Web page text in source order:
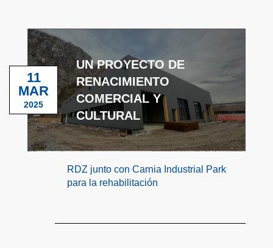
UN PROYECTO DE
RENACIMIENTO
COMERCIAL Y
CULTURAL
11
MAR
2025
RDZ junto con Carnia Industrial Park
para la rehabilitación